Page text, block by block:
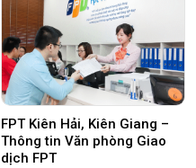
FPT Kiên Hải, Kiên Giang –
Thông tin Văn phòng Giao
dịch FPT